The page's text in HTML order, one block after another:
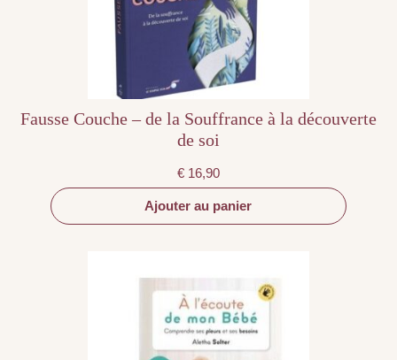
Fausse Couche – de la Souffrance à la découverte
de soi
€ 16,90
Ajouter au panier